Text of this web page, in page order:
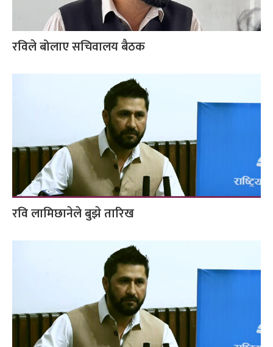
रविले बोलाए सचिवालय बैठक
रवि लामिछानेले बुझे तारिख